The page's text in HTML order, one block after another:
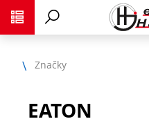
Značky
EATON